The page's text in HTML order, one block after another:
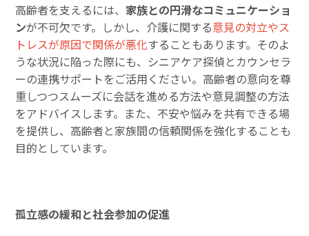
高齢者を支えるには、 家族との円滑なコミュニケーショ
ンが不可欠です。しかし、介護に関する意見の対立やス
トレスが原因で関係が悪化することもあります。そのよ
うな状況に陥った際にも、シニアケア探偵とカウンセラ
ーの連携サポートをご活用ください。高齢者の意向を尊
重しつつスムーズに会話を進める方法や意見調整の方法
をアドバイスします。また、不安や悩みを共有できる場
を提供し、高齢者と家族間の信頼関係を強化することも
目的としています。
孤立感の緩和と社会参加の促進